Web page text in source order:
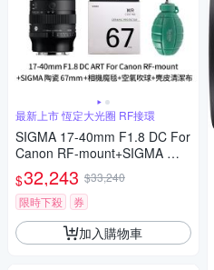
最新上市 恆定大光圈 RF接環
SIGMA 17-40mm F1.8 DC For
Canon RF-mount+SIGMA 陶
瓷 67mm保護鏡+相機魔毯+BW
-130吹球+麂皮清潔布(公司貨)
$32,243 $33,240
限時下殺
券
加入購物車